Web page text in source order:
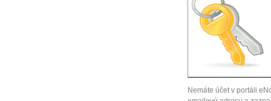
Nemáte účet v portáli